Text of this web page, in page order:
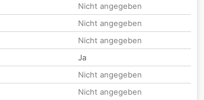
Nicht angegeben
Nicht angegeben
Nicht angegeben
Ja
Nicht angegeben
Nicht angegeben